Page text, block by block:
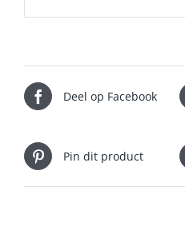
Deel op Facebook
Pin dit product